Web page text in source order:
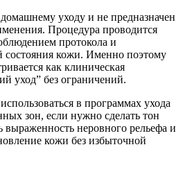
уходу и не предназначен
Процедура проводится
протокола и
состояния кожи. Именно поэтому
как клиническая
уход” без ограничений.
в программах ухода
зон, если нужно сделать тон
неровного рельефа и
кожи без избыточной